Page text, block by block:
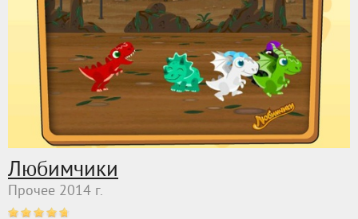
Любимчики
Прочее 2014 г.